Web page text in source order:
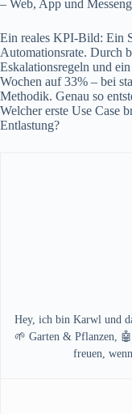
– Web, App und
Ein reales KPI-Bild: Ein
Automationsrate. Durch
Eskalationsregeln und
Wochen auf 33% – bei
Methodik. Genau so
Welcher erste Use Case
Entlastung?
Hey, ich bin Karwl und
🌱 Garten & Pflanzen,
freuen,